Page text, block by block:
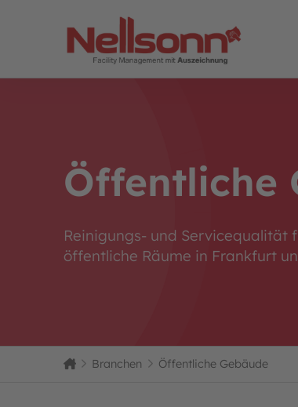
Öffentliche
Reinigungs- und Servicequalität
öffentliche Räume in Frankfurt
HomeBranchen Öffentliche Gebäude